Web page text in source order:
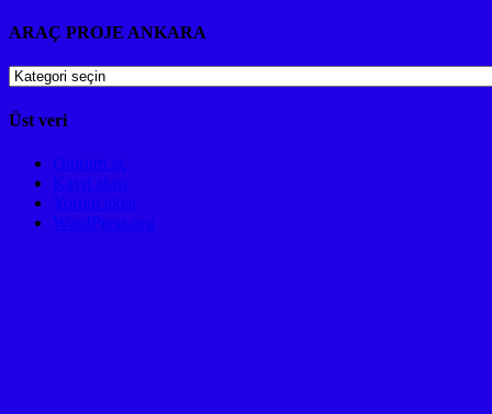
ARAÇ PROJE ANKARA
ARAÇ
ANKARA
Üst veri
Oturum aç
Kayıt akışı
Yorum akışı
WordPress.org